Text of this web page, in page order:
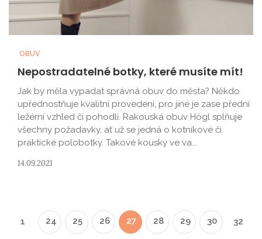
OBUV
Nepostradatelné botky, které musíte mít!
Jak by měla vypadat správná obuv do města? Někdo
upřednostňuje kvalitní provedení, pro jiné je zase přední
ležérní vzhled či pohodlí. Rakouská obuv Högl splňuje
všechny požadavky, ať už se jedná o kotníkové či
praktické polobotky. Takové kousky ve va...
14.09.2021
1 24 25 26 27 28 29 30 32